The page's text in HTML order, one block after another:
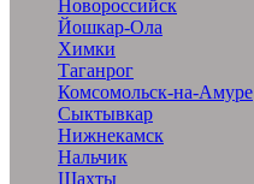
Новороссийск
Йошкар-Ола
Химки
Таганрог
Комсомольск-на-Амуре
Сыктывкар
Нижнекамск
Нальчик
Шахты